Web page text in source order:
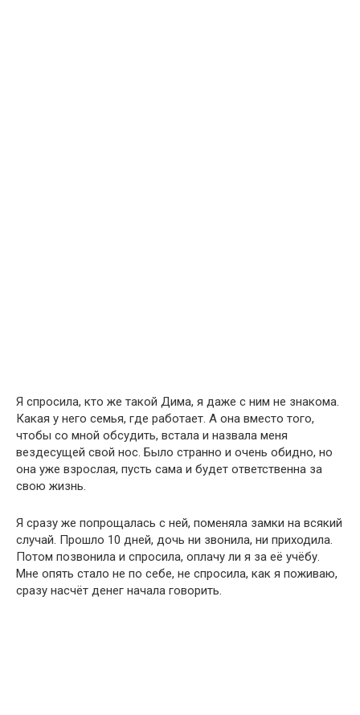
Я спросила, кто же такой Дима, я даже с ним не знакома.
Какая у него семья, где работает. А она вместо того,
чтобы со мной обсудить, встала и назвала меня
вездесущей свой нос. Было странно и очень обидно, но
она уже взрослая, пусть сама и будет ответственна за
свою жизнь.
Я сразу же попрощалась с ней, поменяла замки на всякий
случай. Прошло 10 дней, дочь ни звонила, ни приходила.
Потом позвонила и спросила, оплачу ли я за её учёбу.
Мне опять стало не по себе, не спросила, как я поживаю,
сразу насчёт денег начала говорить.